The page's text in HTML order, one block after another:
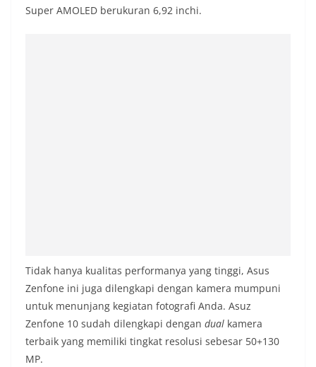
Super AMOLED berukuran 6,92 inchi.
Tidak hanya kualitas performanya yang tinggi, Asus
Zenfone ini juga dilengkapi dengan kamera mumpuni
untuk menunjang kegiatan fotografi Anda. Asuz
Zenfone 10 sudah dilengkapi dengan dual kamera
terbaik yang memiliki tingkat resolusi sebesar 50+130
MP.